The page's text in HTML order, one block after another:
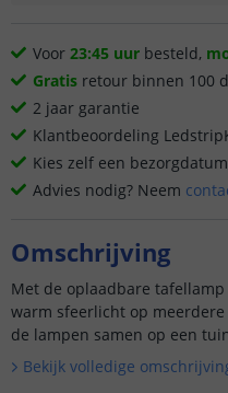
Voor 23:45 uur besteld,
Gratis retour binnen 100
2 jaar garantie
Klantbeoordeling
Kies zelf een
Advies nodig? Neem
Omschrijving
Met de oplaadbare tafellamp
warm sfeerlicht op
de lampen samen op een
Bekijk volledige